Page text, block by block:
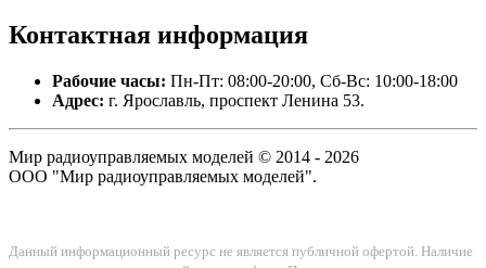
Контактная информация
Рабочие часы: Пн-Пт: 08:00-20:00, Сб-Вс: 10:00-18:00
Адрес: г. Ярославль, проспект Ленина 53.
Мир радиоуправляемых моделей © 2014 - 2026
ООО "Мир радиоуправляемых моделей".
Данный информационный ресурс не является публичной офертой. Наличие